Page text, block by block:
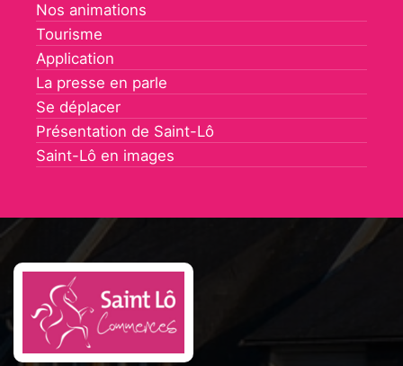
Nos animations
Tourisme
Application
La presse en parle
Se déplacer
Présentation de Saint-Lô
Saint-Lô en images